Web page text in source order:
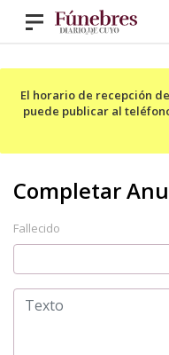
El horario de recepción
puede publicar al
Fallecido